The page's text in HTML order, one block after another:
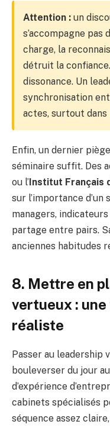
Attention : un
s’accompagne pas
charge, la
détruit la
dissonance. Un
synchronisation
actes, surtout
Enfin, un dernier
séminaire suffit. Des
ou l’ Institut Français
sur l’importance d’un
managers,
partage entre pairs.
anciennes habitudes
8. Mettre en
vertueux :
réaliste
Passer au leadership
bouleverser du jour
d’expérience
cabinets spécialisés
séquence assez